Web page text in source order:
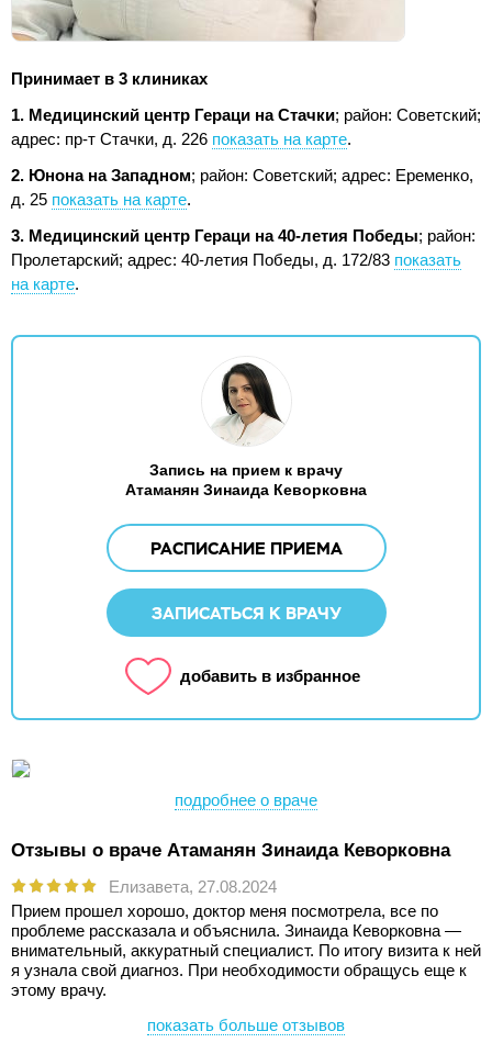
Принимает в 3 клиниках
1. Медицинский центр Гераци на Стачки; район: Советский;
адрес: пр-т Стачки, д. 226 показать на карте.
2. Юнона на Западном; район: Советский; адрес: Еременко,
д. 25 показать на карте.
3. Медицинский центр Гераци на 40-летия Победы; район:
Пролетарский; адрес: 40-летия Победы, д. 172/83 показать
на карте.
Запись на прием к врачу
Атаманян Зинаида Кеворковна
РАСПИСАНИЕ ПРИЕМА
ЗАПИСАТЬСЯ К ВРАЧУ
добавить в избранное
подробнее о враче
Отзывы о враче Атаманян Зинаида Кеворковна
Елизавета, 27.08.2024
Прием прошел хорошо, доктор меня посмотрела, все по
проблеме рассказала и объяснила. Зинаида Кеворковна —
внимательный, аккуратный специалист. По итогу визита к ней
я узнала свой диагноз. При необходимости обращусь еще к
этому врачу.
показать больше отзывов